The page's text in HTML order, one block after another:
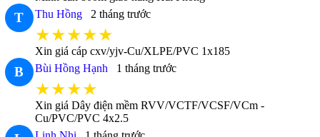
T Thu Hồng 2 tháng trước
★★★★★
Xin giá cáp cxv/yjv-Cu/XLPE/PVC 1x185
B Bùi Hồng Hạnh 1 tháng trước
★★★★
Xin giá Dây điện mềm RVV/VCTF/VCSF/VCm -
Cu/PVC/PVC 4x2.5